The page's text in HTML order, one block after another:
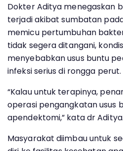
Dokter Aditya menegaskan
terjadi akibat sumbatan
memicu pertumbuhan
tidak segera ditangani,
menyebabkan usus buntu
infeksi serius di rongga perut.
“Kalau untuk terapinya,
operasi pengangkatan usus
apendektomi,” kata dr Aditya.
Masyarakat diimbau untuk